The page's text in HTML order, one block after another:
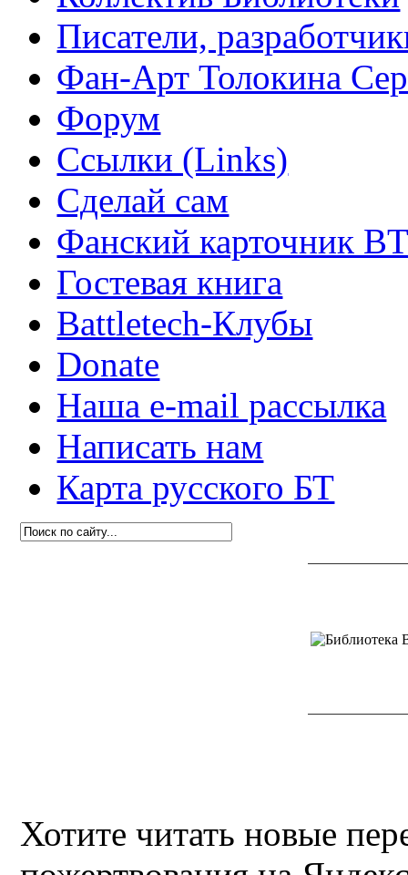
Писатели,
Фан-Арт Толокина
Форум
Ссылки (Links)
Сделай сам
Фанский карточник
Гостевая книга
Battletech-Клубы
Donate
Наша e-mail рассылка
Написать нам
Карта русского БТ
Хотите читать новые